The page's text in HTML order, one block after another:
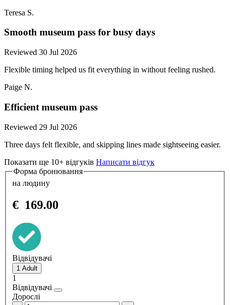
Teresa S.
Smooth museum pass for busy days
Reviewed 30 Jul 2026
Flexible timing helped us fit everything in without feeling rushed.
Paige N.
Efficient museum pass
Reviewed 29 Jul 2026
Three days felt flexible, and skipping lines made sightseeing easier.
Показати ще 10+ відгуків Написати відгук
Форма бронювання
на людину
€ 169.00
Відвідувачі
1
Відвідувачі
Дорослі